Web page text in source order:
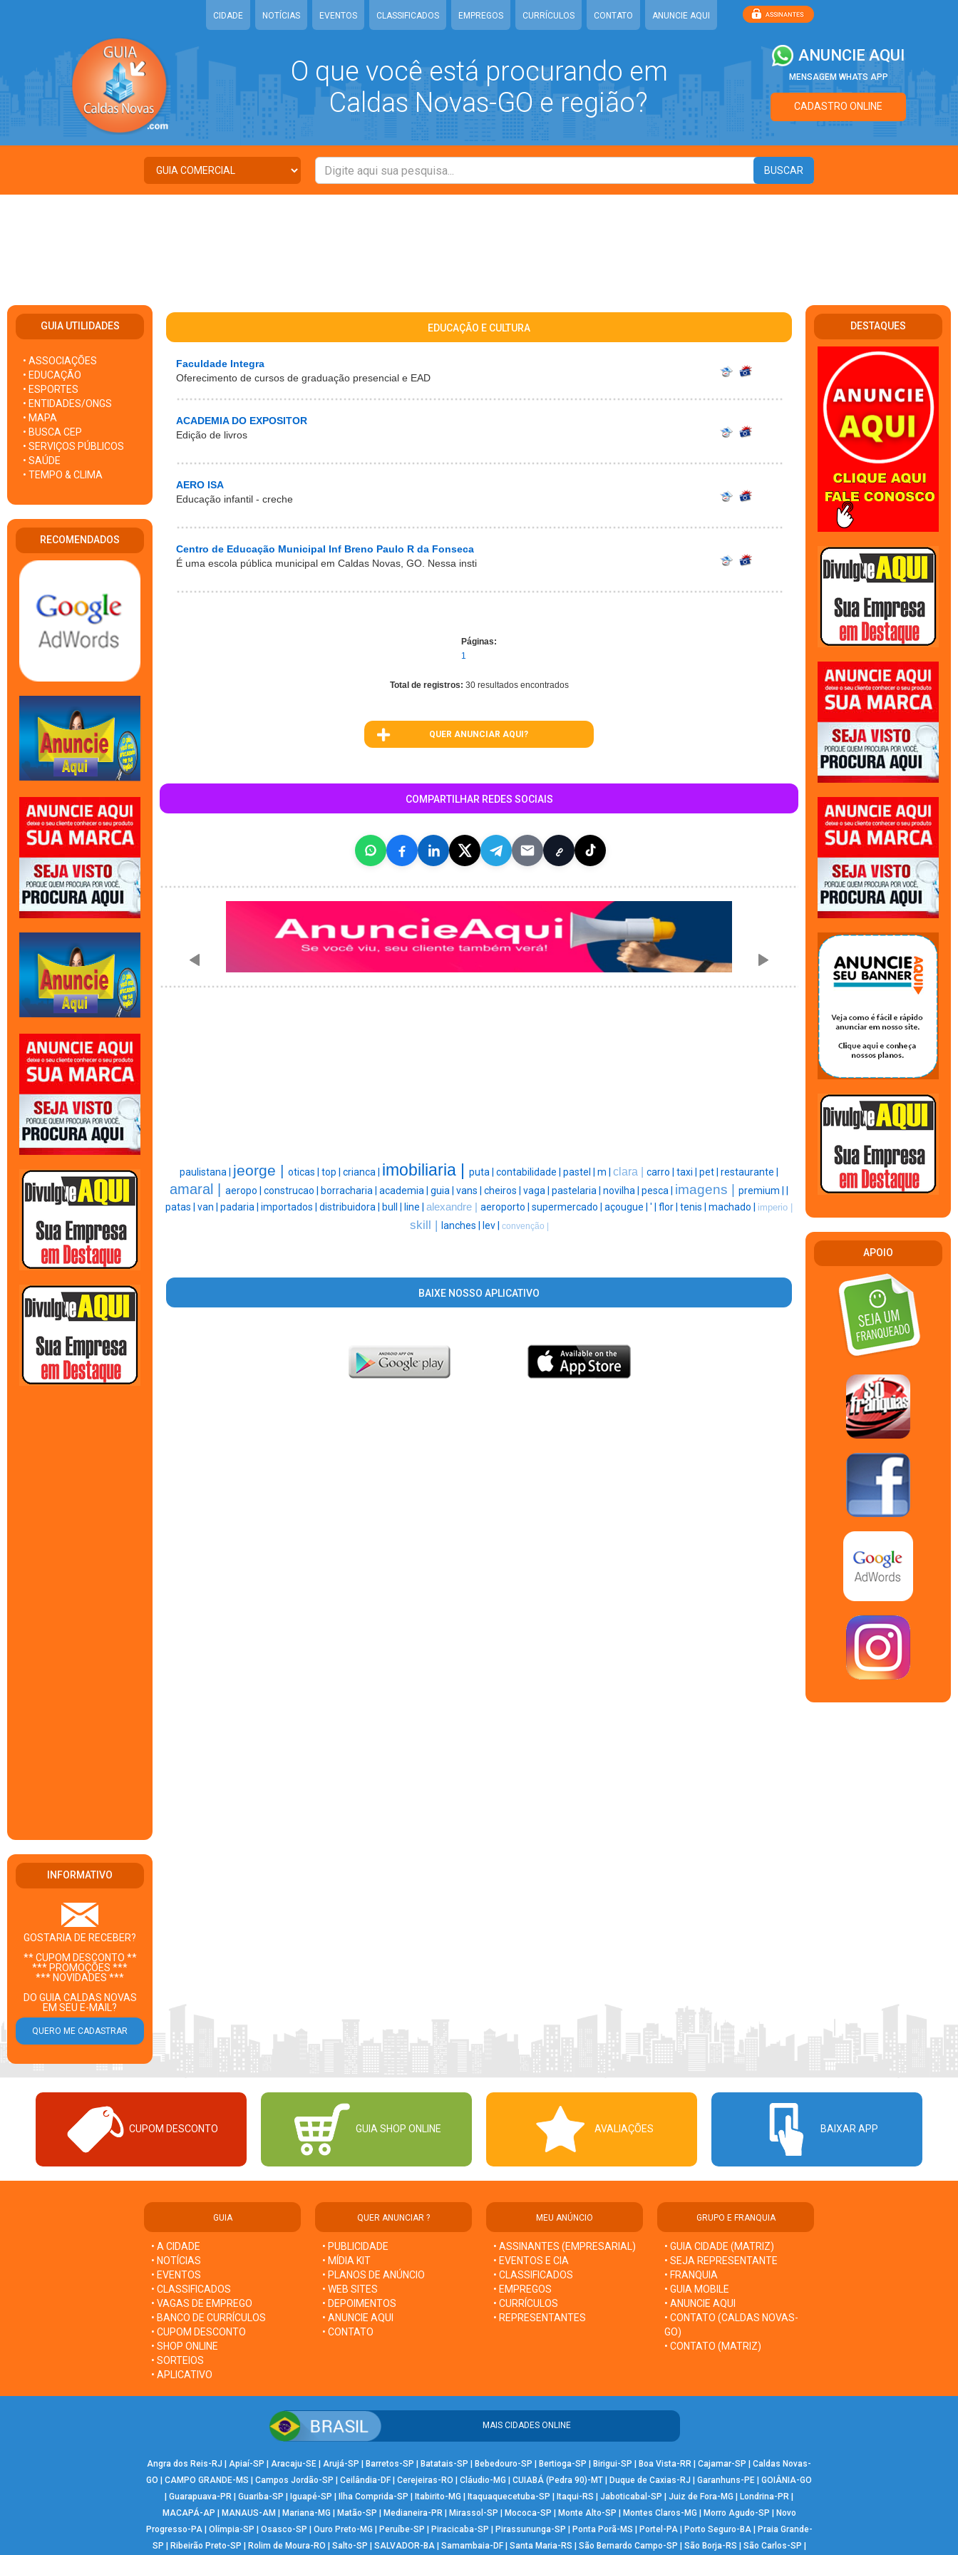
CIDADE NOTÍCIAS EVENTOS CLASSIFICADOS EMPREGOS CURRÍCULOS CONTATO ANUNCIE AQUI
O que você está procurando em
Caldas Novas-GO e região?
ANUNCIE AQUI
MENSAGEM WHATS APP
CADASTRO ONLINE
GUIA UTILIDADES
• ASSOCIAÇÕES
• EDUCAÇÃO
• ESPORTES
• ENTIDADES/ONGS
• MAPA
• BUSCA CEP
• SERVIÇOS PÚBLICOS
• SAÚDE
• TEMPO & CLIMA
RECOMENDADOS
INFORMATIVO
GOSTARIA DE RECEBER?
** CUPOM DESCONTO **
*** PROMOÇÕES ***
*** NOVIDADES ***
DO GUIA CALDAS NOVAS
EM SEU E-MAIL?
EDUCAÇÃO E CULTURA
Faculdade Integra
Oferecimento de cursos de graduação presencial e EAD
ACADEMIA DO EXPOSITOR
Edição de livros
AERO ISA
Educação infantil - creche
Centro de Educação Municipal Inf Breno Paulo R da Fonseca
É uma escola pública municipal em Caldas Novas, GO. Nessa insti
Páginas:
1
Total de registros: 30 resultados encontrados
QUER ANUNCIAR AQUI?
COMPARTILHAR REDES SOCIAIS
paulistana | jeorge | oticas | top | crianca | imobiliaria | puta | contabilidade | pastel | m | clara | carro | taxi | pet | restaurante |
amaral | aeropo | construcao | borracharia | academia | guia | vans | cheiros | vaga | pastelaria | novilha | pesca | imagens | premium |
patas | van | padaria | importados | distribuidora | bull | line | alexandre | aeroporto | supermercado | açougue | ' | flor | tenis | machado | imperio |
skill | lanches | lev | convenção |
BAIXE NOSSO APLICATIVO
DESTAQUES
APOIO
CUPOM DESCONTO GUIA SHOP ONLINE AVALIAÇÕES BAIXAR APP
GUIA
• A CIDADE
• NOTÍCIAS
• EVENTOS
• CLASSIFICADOS
• VAGAS DE EMPREGO
• BANCO DE CURRÍCULOS
• CUPOM DESCONTO
• SHOP ONLINE
• SORTEIOS
• APLICATIVO
QUER ANUNCIAR ?
• PUBLICIDADE
• MÍDIA KIT
• PLANOS DE ANÚNCIO
• WEB SITES
• DEPOIMENTOS
• ANUNCIE AQUI
• CONTATO
MEU ANÚNCIO
• ASSINANTES (EMPRESARIAL)
• EVENTOS E CIA
• CLASSIFICADOS
• EMPREGOS
• CURRÍCULOS
• REPRESENTANTES
GRUPO E FRANQUIA
• GUIA CIDADE (MATRIZ)
• SEJA REPRESENTANTE
• FRANQUIA
• GUIA MOBILE
• ANUNCIE AQUI
• CONTATO (CALDAS NOVAS-
GO)
• CONTATO (MATRIZ)
MAIS CIDADES ONLINE
Angra dos Reis-RJ | Apiaí-SP | Aracaju-SE | Arujá-SP | Barretos-SP | Batatais-SP | Bebedouro-SP | Bertioga-SP | Birigui-SP | Boa Vista-RR | Cajamar-SP | Caldas Novas-
GO | CAMPO GRANDE-MS | Campos Jordão-SP | Ceilândia-DF | Cerejeiras-RO | Cláudio-MG | CUIABÁ (Pedra 90)-MT | Duque de Caxias-RJ | Garanhuns-PE | GOIÂNIA-GO
| Guarapuava-PR | Guariba-SP | Iguapé-SP | Ilha Comprida-SP | Itabirito-MG | Itaquaquecetuba-SP | Itaqui-RS | Jaboticabal-SP | Juiz de Fora-MG | Londrina-PR |
MACAPÁ-AP | MANAUS-AM | Mariana-MG | Matão-SP | Medianeira-PR | Mirassol-SP | Mococa-SP | Monte Alto-SP | Montes Claros-MG | Morro Agudo-SP | Novo
Progresso-PA| Olímpia-SP | Osasco-SP | Ouro Preto-MG | Peruíbe-SP | Piracicaba-SP | Pirassununga-SP | Ponta Porã-MS | Portel-PA| Porto Seguro-BA| Praia Grande-
SP | Ribeirão Preto-SP | Rolim de Moura-RO | Salto-SP | SALVADOR-BA| Samambaia-DF| Santa Maria-RS | São Bernardo Campo-SP | São Borja-RS | São Carlos-SP |